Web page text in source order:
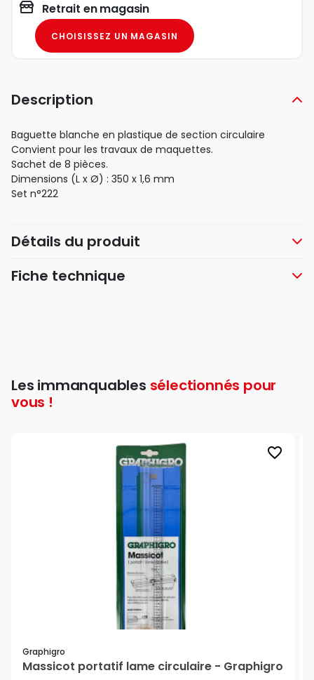
Retrait en magasin
CHOISISSEZ UN MAGASIN
Description
Baguette blanche en plastique de section circulaire
Convient pour les travaux de maquettes.
Sachet de 8 pièces.
Dimensions (L x Ø) : 350 x 1,6 mm
Set n°222
Détails du produit
Fiche technique
Les immanquables sélectionnés pour
vous !
favorite_border
Graphigro
Massicot portatif lame circulaire - Graphigro